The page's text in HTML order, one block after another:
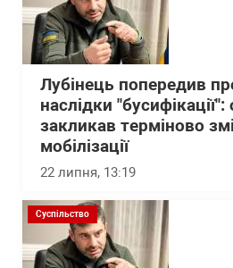
Лубінець попередив
наслідки
закликав терміново
мобілізації
22 липня, 13:19
Суспільство